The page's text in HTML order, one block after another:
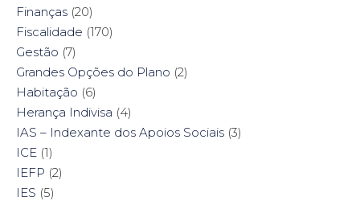
Finanças (20)
Fiscalidade (170)
Gestão (7)
Grandes Opções do Plano (2)
Habitação (6)
Herança Indivisa (4)
IAS – Indexante dos Apoios Sociais (3)
ICE (1)
IEFP (2)
IES (5)